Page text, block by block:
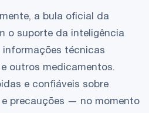
a bula oficial da
o suporte da inteligência
técnicas
outros medicamentos.
e confiáveis sobre
precauções — no momento